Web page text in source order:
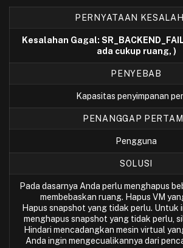
PERNYATAAN
Kesalahan Gagal:
ada cukup ruang, )
PENYEBAB
Kapasitas penyimpanan
PENANGGAP
Pengguna
SOLUSI
Pada dasarnya Anda perlu menghapus
membebaskan ruang. Hapus VM
Hapus snapshot yang tidak perlu.
menghapus snapshot yang tidak perlu,
Hindari mencadangkan mesin virtual
Anda ingin mengecualikannya dari